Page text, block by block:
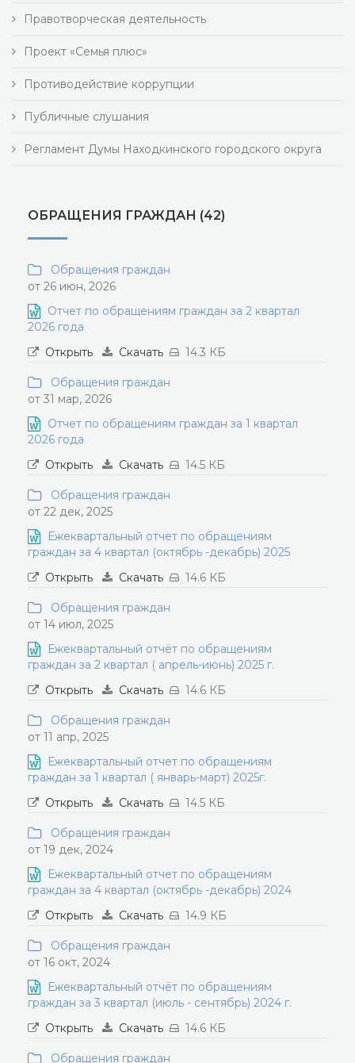
Правотворческая деятельность
Проект «Семья плюс»
Противодействие коррупции
Публичные слушания
Регламент Думы Находкинского городского округа
ОБРАЩЕНИЯ ГРАЖДАН (42)
Обращения граждан
от 26 июн, 2026
Отчет по обращениям граждан за 2 квартал
2026 года
Открыть
Скачать 14.3 КБ
Обращения граждан
от 31 мар, 2026
Отчет по обращениям граждан за 1 квартал
2026 года
Открыть
Скачать 14.5 КБ
Обращения граждан
от 22 дек, 2025
Ежеквартальный отчет по обращениям
граждан за 4 квартал (октябрь -декабрь) 2025
Открыть
Скачать 14.6 КБ
Обращения граждан
от 14 июл, 2025
Ежеквартальный отчёт по обращениям
граждан за 2 квартал ( апрель-июнь) 2025 г.
Открыть
Скачать 14.6 КБ
Обращения граждан
от 11 апр, 2025
Ежеквартальный отчет по обращениям
граждан за 1 квартал ( январь-март) 2025г.
Открыть
Скачать 14.5 КБ
Обращения граждан
от 19 дек, 2024
Ежеквартальный отчет по обращениям
граждан за 4 квартал (октябрь -декабрь) 2024
Открыть
Скачать 14.9 КБ
Обращения граждан
от 16 окт, 2024
Ежеквартальный отчёт по обращениям
граждан за 3 квартал (июль - сентябрь) 2024 г.
Открыть
Скачать 14.6 КБ
Обращения граждан